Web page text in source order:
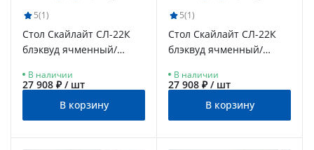
5(1)
Стол Скайлайт СЛ-22К
блэквуд ячменный/
В наличии
27 908 ₽ / шт
В корзину
5(1)
Стол Скайлайт СЛ-22К
блэквуд ячменный/
В наличии
27 908 ₽ / шт
В корзину